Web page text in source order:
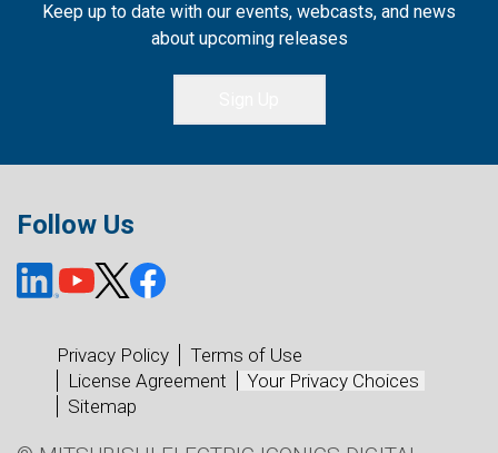
Keep up to date with our events, webcasts, and news
about upcoming releases
Follow Us
Privacy Policy
Terms of Use
License Agreement
Your Privacy Choices
Sitemap